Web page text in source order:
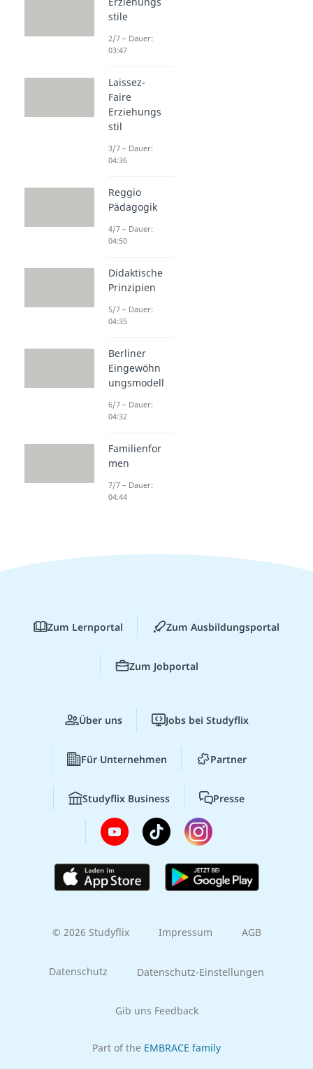
stile
2/7 – Dauer:
03:47
Laissez-
Faire
Erziehungs
stil
3/7 – Dauer:
04:36
Reggio
Pädagogik
4/7 – Dauer:
04:50
Didaktische
Prinzipien
5/7 – Dauer:
04:35
Berliner
Eingewöhn
ungsmodell
6/7 – Dauer:
04:32
Familienfor
men
7/7 – Dauer:
04:44
Zum Lernportal Zum Ausbildungsportal
Zum Jobportal
Über uns Jobs bei Studyflix
Für Unternehmen Partner
Studyflix Business Presse
© 2026 Studyflix Impressum AGB
Datenschutz Datenschutz-Einstellungen
Gib uns Feedback
Part of the EMBRACE family